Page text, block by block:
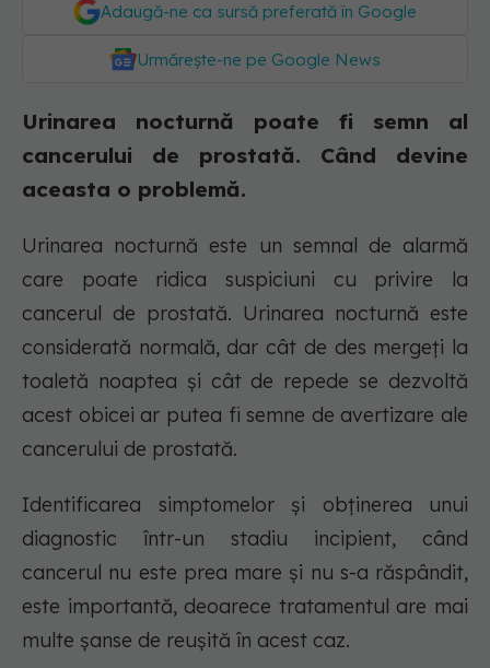
Adaugă-ne ca sursă preferată în Google
Urmărește-ne pe Google News
Urinarea nocturnă poate fi semn al
cancerului de prostată. Când devine
aceasta o problemă.
Urinarea nocturnă este un semnal de alarmă
care poate ridica suspiciuni cu privire la
cancerul de prostată. Urinarea nocturnă este
considerată normală, dar cât de des mergeți la
toaletă noaptea și cât de repede se dezvoltă
acest obicei ar putea fi semne de avertizare ale
cancerului de prostată.
Identificarea simptomelor și obținerea unui
diagnostic într-un stadiu incipient, când
cancerul nu este prea mare și nu s-a răspândit,
este importantă, deoarece tratamentul are mai
multe șanse de reușită în acest caz.